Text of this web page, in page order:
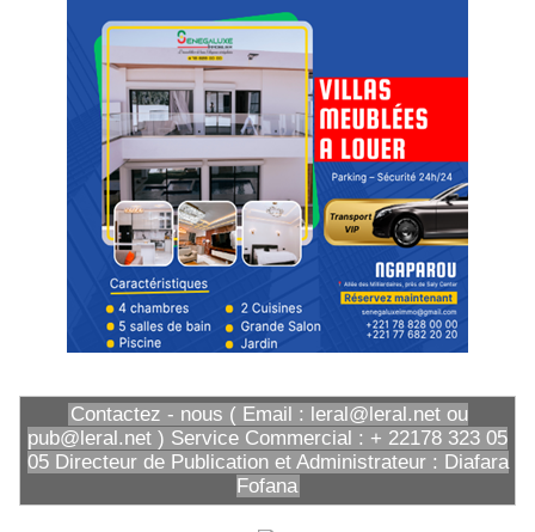
Contactez - nous ( Email : leral@leral.net ou
pub@leral.net ) Service Commercial : + 22178 323 05
05 Directeur de Publication et Administrateur : Diafara
Fofana